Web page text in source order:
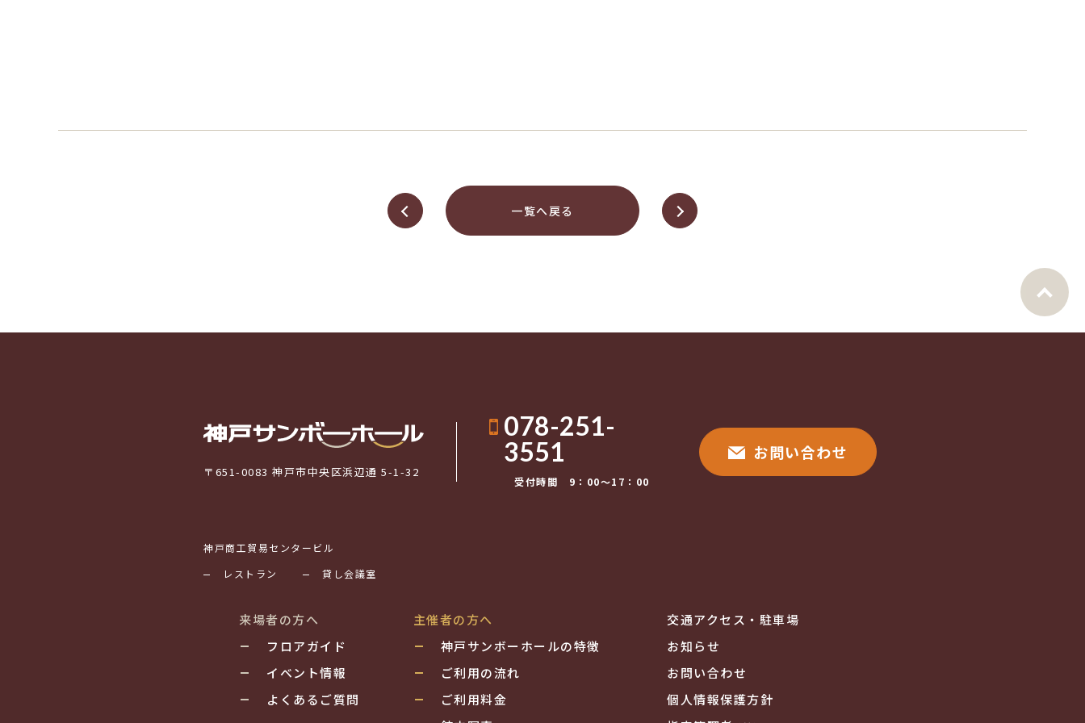
一覧へ戻る
〒651-0083 神戸市中央区浜辺通 5-1-32
078-251-
3551
受付時間 9：00〜17：00
お問い合わせ
神戸商工貿易センタービル
レストラン
貸し会議室
来場者の方へ
フロアガイド
イベント情報
よくあるご質問
主催者の方へ
神戸サンボーホールの特徴
ご利用の流れ
ご利用料金
交通アクセス・駐車場
お知らせ
お問い合わせ
個人情報保護方針